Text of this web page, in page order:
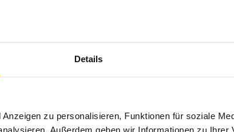
Details
zu personalisieren, Funktionen für soziale
Außerdem geben wir Informationen zu Ihrer